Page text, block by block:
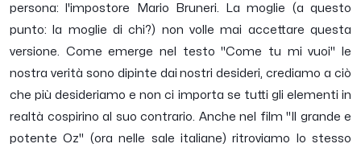
persona: l'impostore Mario Bruneri. La moglie (a questo
punto: la moglie di chi?) non volle mai accettare questa
versione. Come emerge nel testo "Come tu mi vuoi" le
nostra verità sono dipinte dai nostri desideri, crediamo a ciò
che più desideriamo e non ci importa se tutti gli elementi in
realtà cospirino al suo contrario. Anche nel film "Il grande e
potente Oz" (ora nelle sale italiane) ritroviamo lo stesso